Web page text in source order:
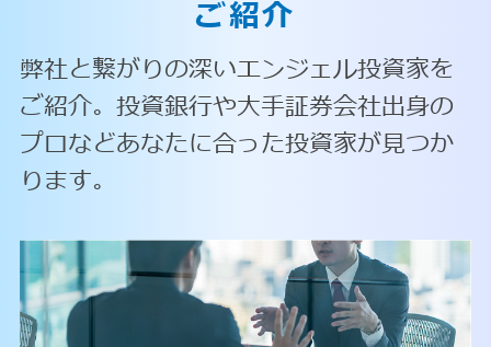
ご紹介
弊社と繋がりの深いエンジェル投資家を
ご紹介。投資銀行や大手証券会社出身の
プロなどあなたに合った投資家が見つか
ります。